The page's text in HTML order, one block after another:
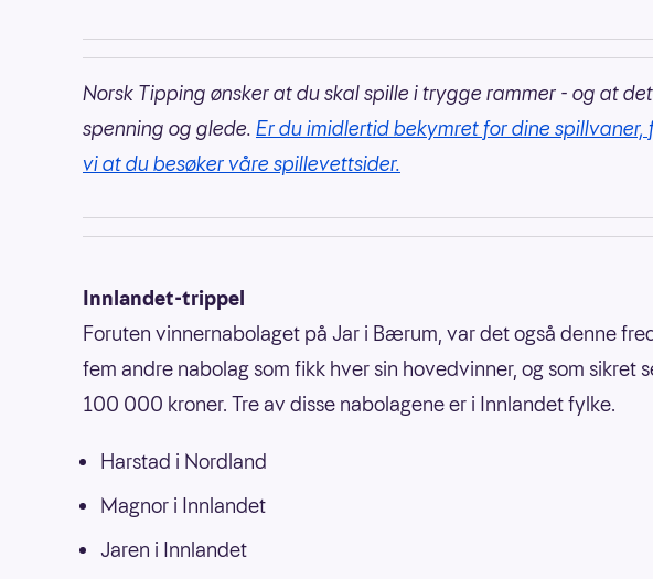
Norsk Tipping ønsker at du skal spille i trygge rammer - og at
spenning og glede. Er du imidlertid bekymret for dine spillvaner,
vi at du besøker våre spillevettsider.
Innlandet-trippel
Foruten vinnernabolaget på Jar i Bærum, var det også denne
fem andre nabolag som fikk hver sin hovedvinner, og som sikret
100 000 kroner. Tre av disse nabolagene er i Innlandet fylke.
Harstad i Nordland
Magnor i Innlandet
Jaren i Innlandet